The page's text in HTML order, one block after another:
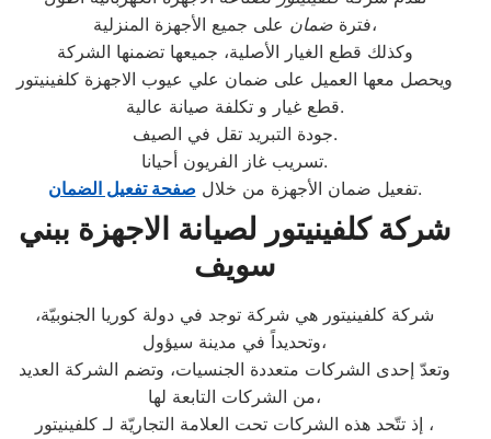
فترةضمان
على جميع الأجهزة المنزلية،
وكذلك قطع الغيار الأصلية، جميعها تضمنها الشركة
ويحصل معها العميل على ضمان علي عيوب الاجهزة كلفينيتور
قطع غيار و تكلفة صيانة عالية.
جودة التبريد تقل في الصيف.
تسريب غاز الفريون أحيانا.
تفعيل ضمان الأجهزة من خلال صفحة تفعيل الضمان .
شركة كلفينيتور لصيانة الاجهزة ببني
سويف
شركة كلفينيتور هي شركة توجد في دولة كوريا الجنوبيّة،
وتحديداً في مدينة سيؤول،
وتعدّ إحدى الشركات متعددة الجنسيات، وتضم الشركة العديد
من الشركات التابعة لها،
إذ تتّحد هذه الشركات تحت العلامة التجاريّة لـ كلفينيتور ،